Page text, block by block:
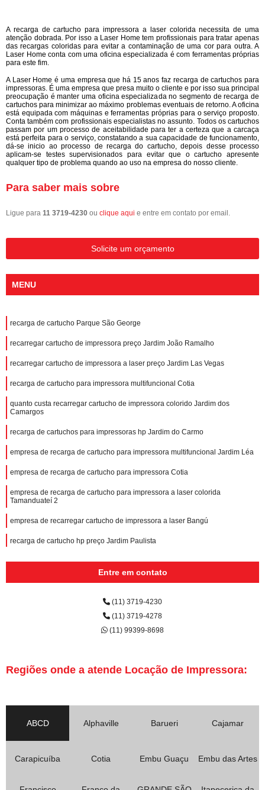
A recarga de cartucho para impressora a laser colorida necessita de uma
atenção dobrada. Por isso a Laser Home tem profissionais para tratar apenas
das recargas coloridas para evitar a contaminação de uma cor para outra. A
Laser Home conta com uma oficina especializada é com ferramentas próprias
para este fim.
A Laser Home é uma empresa que há 15 anos faz recarga de cartuchos para
impressoras. É uma empresa que presa muito o cliente e por isso sua principal
preocupação é manter uma oficina especializada no segmento de recarga de
cartuchos para minimizar ao máximo problemas eventuais de retorno. A oficina
está equipada com máquinas e ferramentas próprias para o serviço proposto.
Conta também com profissionais especialistas no assunto. Todos os cartuchos
passam por um processo de aceitabilidade para ter a certeza que a carcaça
está perfeita para o serviço, constatando a sua capacidade de funcionamento,
dá-se inicio ao processo de recarga do cartucho, depois desse processo
aplicam-se testes supervisionados para evitar que o cartucho apresente
qualquer tipo de problema quando ao uso na empresa do nosso cliente.
Para saber mais sobre
Ligue para 11 3719-4230 ou clique aqui e entre em contato por email.
Solicite um orçamento
MENU
recarga de cartucho Parque São George
recarregar cartucho de impressora preço Jardim João Ramalho
recarregar cartucho de impressora a laser preço Jardim Las Vegas
recarga de cartucho para impressora multifuncional Cotia
quanto custa recarregar cartucho de impressora colorido Jardim dos
Camargos
recarga de cartuchos para impressoras hp Jardim do Carmo
empresa de recarga de cartucho para impressora multifuncional Jardim Léa
empresa de recarga de cartucho para impressora Cotia
empresa de recarga de cartucho para impressora a laser colorida
Tamanduateí 2
empresa de recarregar cartucho de impressora a laser Bangú
recarga de cartucho hp preço Jardim Paulista
recarga de cartuchos para impressoras a laser Parque Bandeirantes
quanto custa recarga de cartucho hp Recreio da Borda do Campo
quanto custa recarregar cartucho de impressora colorido Jardim Rina
empresa de recarga de cartucho para impressora lexmark Jardim Jamaica
recarga de cartucho para impressora a laser Aldeia da serra -
quanto custa recarga de cartucho para impressora a laser Vila Lucinda
recarregar cartucho de impressora a laser Vila Vitória
Entre em contato
(11) 3719-4230
(11) 3719-4278
(11) 99399-8698
Regiões onde a atende Locação de Impressora:
ABCD Alphaville Barueri Cajamar
Carapicuíba Cotia Embu Guaçu Embu das Artes